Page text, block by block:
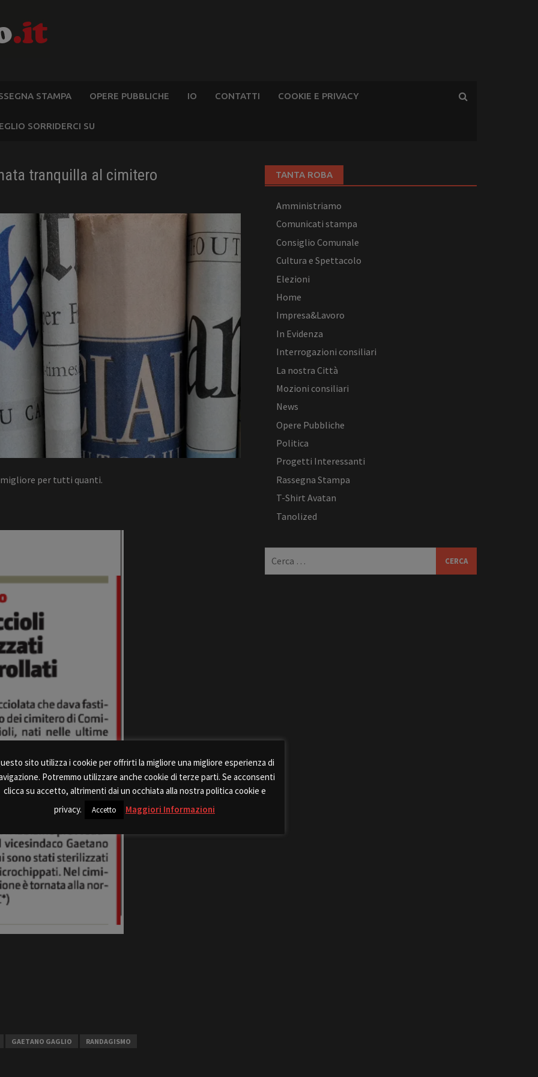
STAMPA OPERE PUBBLICHE IO CONTATTI COOKIE E PRIVACY
SORRIDERCI SU
tranquilla al cimitero
per tutti quanti.
GAETANO GAGLIO RANDAGISMO
TANTA ROBA
Amministriamo
Comunicati stampa
Consiglio Comunale
Cultura e Spettacolo
Elezioni
Home
Impresa&Lavoro
In Evidenza
Interrogazioni consiliari
La nostra Città
Mozioni consiliari
News
Opere Pubbliche
Politica
Progetti Interessanti
Rassegna Stampa
T-Shirt Avatan
Tanolized
per:
sito utilizza i cookie per offrirti la migliore una migliore esperienza di
Potremmo utilizzare anche cookie di terze parti. Se acconsenti
clicca su accetto, altrimenti dai un occhiata alla nostra politica cookie e
privacy.
Accetto Maggiori Informazioni